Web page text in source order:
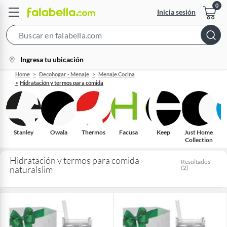
Inicia sesión
Bar
location-
icon
Ingresa tu ubicación
Home Decohogar - Menaje
Menaje Cocina
Hidratación y termos para comida
Stanley Owala Thermos Facusa Keep
Just Home
Collection
Hidratación y termos para comida -
naturalslim
Resultados
(2)